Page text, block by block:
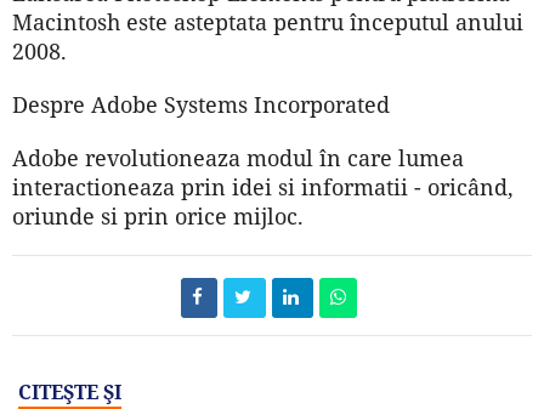
Macintosh este asteptata pentru începutul anului
2008.
Despre Adobe Systems Incorporated
Adobe revolutioneaza modul în care lumea
interactioneaza prin idei si informatii - oricând,
oriunde si prin orice mijloc.
CITEŞTE ŞI